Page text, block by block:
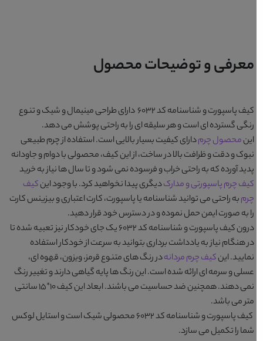
معرفی و توضیحات محصول
کیف پاسپورت و شناسنامه کد 6032
دارای طراحی مینیمال و شیک و تنوع
رنگی گسترده ای است و هر سلیقه ای را به راحتی پوشش می دهد.
اینمحصول چرمدارای کیفیت بسیار بالایی است. استفاده از چرم طبیعی
نبوک و دقت و ظرافت بالا در ساخت، از این کیف، محصولی با دوام و جاودانه
پدید آورده که به راحتی خراب و فرسوده نمی شود و تا سال ها نیاز به خرید
کیف چرم پاسپورتی و مدارکدیگری پیدا نخواهید کرد. با وجود اینکیف
چرمبه راحتی می توانید شناسنامه یا پاسپورت، کارت اعتباری و بیزینس کارت
را به صورت ایمن حمل نموده و در دسترس خود قرار دهید.
درونکیف پاسپورت و شناسنامه کد 6032
یک جای خودکار نیز تعبیه شده تا
در هنگام نیاز به یادداشت برداری بتوانید به سرعت از خودکار استفاده
نمایید. اینکیف چرم مردانهدر رنگ های متنوعقرمز، ویزون، قهوه ای،
عسلی و سرمه ایارائه شده است. این رنگ ها پایه گیاهی دارند و تغییر رنگ
نمی دهند. همچنین ضد حساسیت می باشند. ابعاد این کیف 10*15 سانتی
متر می باشد.
کیف پاسپورت و شناسنامه کد 6032
محصولی شیک است و استایل لوکس
شما را تکمیل می سازد.